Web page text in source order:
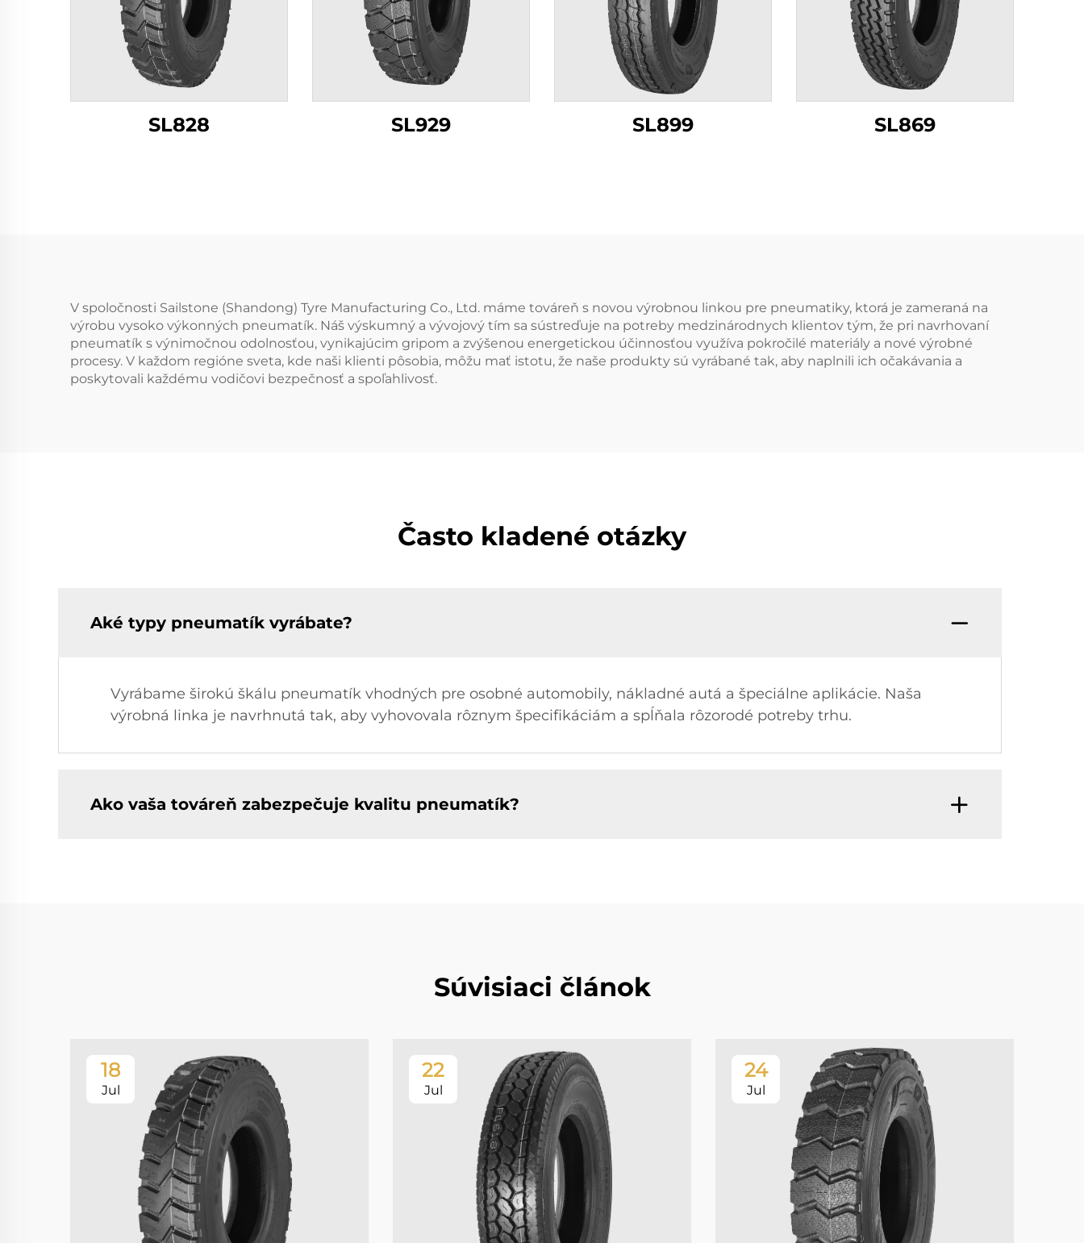
SL828 SL929 SL899 SL869
V spoločnosti Sailstone (Shandong) Tyre Manufacturing Co., Ltd. máme továreň s novou výrobnou linkou pre pneumatiky, ktorá je zameraná na
výrobu vysoko výkonných pneumatík. Náš výskumný a vývojový tím sa sústreďuje na potreby medzinárodnych klientov tým, že pri navrhovaní
pneumatík s výnimočnou odolnosťou, vynikajúcim gripom a zvýšenou energetickou účinnosťou využíva pokročilé materiály a nové výrobné
procesy. V každom regióne sveta, kde naši klienti pôsobia, môžu mať istotu, že naše produkty sú vyrábané tak, aby naplnili ich očakávania a
poskytovali každému vodičovi bezpečnosť a spoľahlivosť.
Často kladené otázky
Aké typy pneumatík vyrábate?
Vyrábame širokú škálu pneumatík vhodných pre osobné automobily, nákladné autá a špeciálne aplikácie. Naša
výrobná linka je navrhnutá tak, aby vyhovovala rôznym špecifikáciám a spĺňala rôzorodé potreby trhu.
Ako vaša továreň zabezpečuje kvalitu pneumatík?
Súvisiaci článok
18
Jul
22
Jul
24
Jul